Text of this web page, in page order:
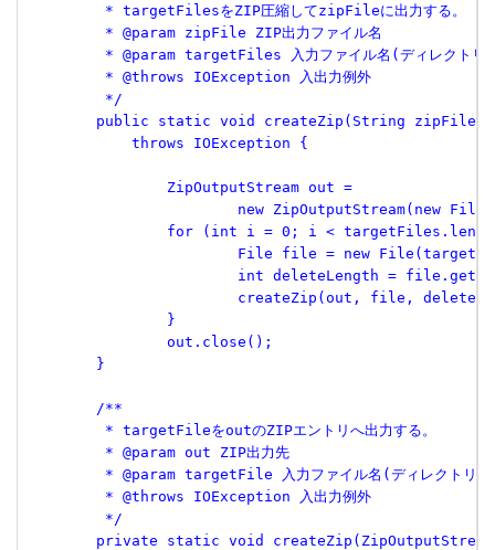
* targetFilesをZIP圧縮してzipFileに出力する。
* @param zipFile ZIP出力ファイル名
* @param targetFiles 入力ファイル名(ディレクトリ)
* @throws IOException 入出力例外
*/
public static void createZip(String
throws IOException {
ZipOutputStream out =
new ZipOutputStream(new
for (int i = 0; i <
File file = new
int deleteLength =
createZip(out, file,
}
out.close();
}
/**
* targetFileをoutのZIPエントリへ出力する。
* @param out ZIP出力先
* @param targetFile 入力ファイル名(ディレクトリ)
* @throws IOException 入出力例外
*/
private static void